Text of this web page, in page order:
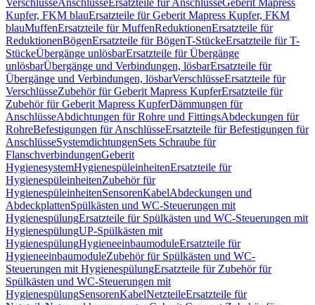
VerschlüsseAnschlüsseErsatzteile für AnschlüsseGeberit Mapress
Kupfer, FKM blauErsatzteile für Geberit Mapress Kupfer, FKM
blauMuffenErsatzteile für MuffenReduktionenErsatzteile für
ReduktionenBögenErsatzteile für BögenT-StückeErsatzteile für T-
StückeÜbergänge unlösbarErsatzteile für Übergänge
unlösbarÜbergänge und Verbindungen, lösbarErsatzteile für
Übergänge und Verbindungen, lösbarVerschlüsseErsatzteile für
VerschlüsseZubehör für Geberit Mapress KupferErsatzteile für
Zubehör für Geberit Mapress KupferDämmungen für
AnschlüsseAbdichtungen für Rohre und FittingsAbdeckungen für
RohreBefestigungen für AnschlüsseErsatzteile für Befestigungen für
AnschlüsseSystemdichtungenSets Schraube für
FlanschverbindungenGeberit
HygienesystemHygienespüleinheitenErsatzteile für
HygienespüleinheitenZubehör für
HygienespüleinheitenSensorenKabelAbdeckungen und
AbdeckplattenSpülkästen und WC-Steuerungen mit
HygienespülungErsatzteile für Spülkästen und WC-Steuerungen mit
HygienespülungUP-Spülkästen mit
HygienespülungHygieneeinbaumoduleErsatzteile für
HygieneeinbaumoduleZubehör für Spülkästen und WC-
Steuerungen mit HygienespülungErsatzteile für Zubehör für
Spülkästen und WC-Steuerungen mit
HygienespülungSensorenKabelNetzteileErsatzteile für